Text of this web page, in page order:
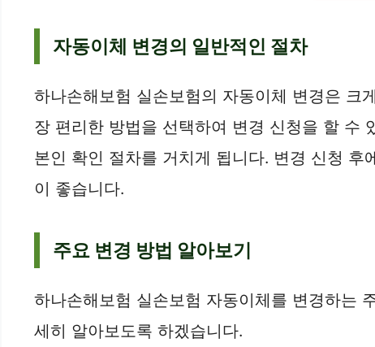
자동이체 변경의 일반적인 절차
하나손해보험 실손보험의 자동이체 변경은 크
장 편리한 방법을 선택하여 변경 신청을 할 수
본인 확인 절차를 거치게 됩니다. 변경 신청
이 좋습니다.
주요 변경 방법 알아보기
하나손해보험 실손보험 자동이체를 변경하는
세히 알아보도록 하겠습니다.